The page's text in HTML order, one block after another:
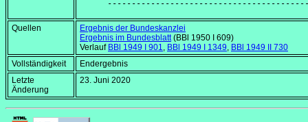
Quellen
Ergebnis der Bundeskanzlei
Ergebnis im Bundesblatt(BBl 1950 I 609)
Verlauf BBl 1949 I 901, BBl 1949 I 1349, BBl 1949 II 730
Vollständigkeit
Endergebnis
Letzte
Änderung
23. Juni 2020